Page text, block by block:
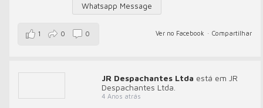
Whatsapp Message
Ver no Facebook · Compartilhar
1 0 0
JR Despachantes Ltda está em JR
Despachantes Ltda.
4 Anos atrás